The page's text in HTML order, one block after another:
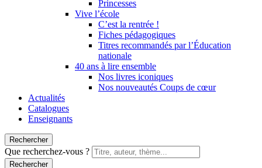
Princesses
Vive l’école
C’est la rentrée !
Fiches pédagogiques
Titres recommandés par l’Éducation
nationale
40 ans à lire ensemble
Nos livres iconiques
Nos nouveautés Coups de cœur
Actualités
Catalogues
Enseignants
Rechercher
Que recherchez-vous ?
Rechercher